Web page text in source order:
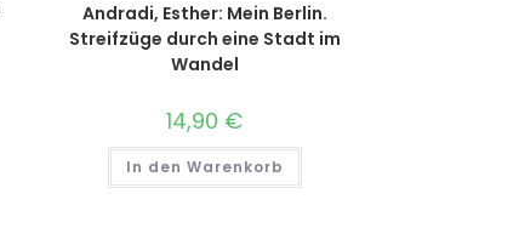
Andradi, Esther: Mein Berlin.
Streifzüge durch eine Stadt im
Wandel
14,90 €
In den Warenkorb